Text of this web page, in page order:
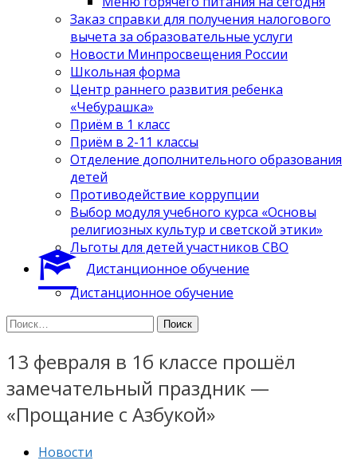
Заказ справки для получения налогового
вычета за образовательные услуги
Новости Минпросвещения России
Школьная форма
Центр раннего развития ребенка
«Чебурашка»
Приём в 1 класс
Приём в 2-11 классы
Отделение дополнительного образования
детей
Противодействие коррупции
Выбор модуля учебного курса «Основы
религиозных культур и светской этики»
Льготы для детей участников СВО
Дистанционное обучение
Дистанционное обучение
Найти:
13 февраля в 1б классе прошёл
замечательный праздник —
«Прощание с Азбукой»
Новости